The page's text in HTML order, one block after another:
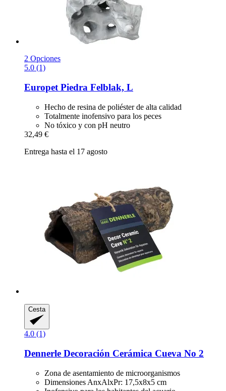
2 Opciones
5.0 (1)
Europet Piedra Felblak, L
Hecho de resina de poliéster de alta calidad
Totalmente inofensivo para los peces
No tóxico y con pH neutro
32,49 €
Entrega hasta el 17 agosto
Cesta
4.0 (1)
Dennerle Decoración Cerámica Cueva No 2
Zona de asentamiento de microorganismos
Dimensiones AnxAlxPr: 17,5x8x5 cm